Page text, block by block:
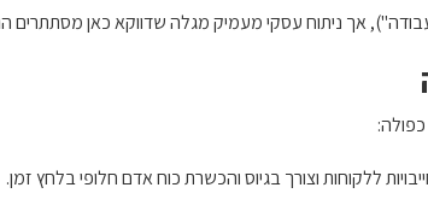
אך ניתוח עסקי מעמיק מגלה שדווקא כאן מסתתרים
ללקוחות וצורך בגיוס והכשרת כוח אדם חלופי בלחץ זמן.